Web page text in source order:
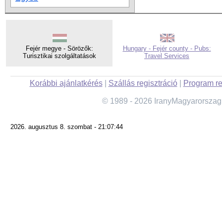
Fejér megye - Sörözők:
Turisztikai szolgáltatások
Hungary - Fejér county - Pubs:
Travel Services
Korábbi ajánlatkérés| Szállás regisztráció| Program
© 1989 - 2026
2026. augusztus 8. szombat - 21:07:44